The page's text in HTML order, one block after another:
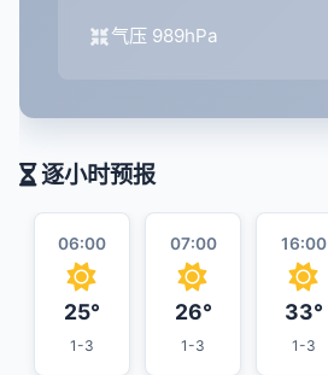
气压 989hPa
逐小时预报
06:00
25°
1-3
07:00
26°
1-3
16:00
33°
1-3